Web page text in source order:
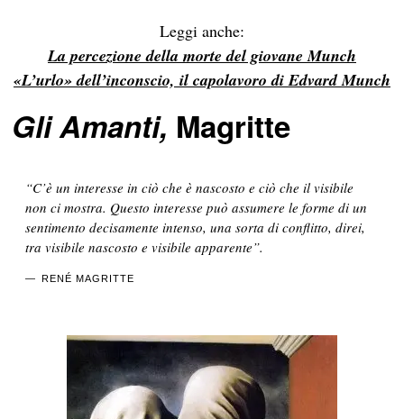
Leggi anche:
La percezione della morte del giovane Munch
«L’urlo» dell’inconscio, il capolavoro di Edvard Munch
Gli Amanti, Magritte
“C’è un interesse in ciò che è nascosto e ciò che il visibile
non ci mostra. Questo interesse può assumere le forme di un
sentimento decisamente intenso, una sorta di conflitto, direi,
tra visibile nascosto e visibile apparente”.
RENÉ MAGRITTE